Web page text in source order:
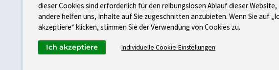
dieser Cookies sind erforderlich für den reibungslosen Ablauf dieser Website,
andere helfen uns, Inhalte auf Sie zugeschnitten anzubieten. Wenn Sie auf
akzeptiere“ klicken, stimmen Sie der Verwendung von Cookies zu.
Individuelle Cookie-Einstellungen
Ich akzeptiere